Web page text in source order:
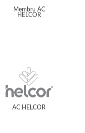
Membru AC
HELCOR
AC HELCOR